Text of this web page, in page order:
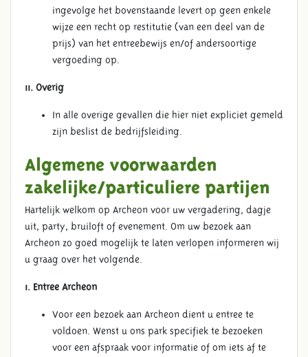
ingevolge het bovenstaande levert op geen enkele
wijze een recht op restitutie (van een deel van de
prijs) van het entreebewijs en/of andersoortige
vergoeding op.
11. Overig
In alle overige gevallen die hier niet expliciet gemeld
zijn beslist de bedrijfsleiding.
Algemene voorwaarden
zakelijke/particuliere partijen
Hartelijk welkom op Archeon voor uw vergadering, dagje
uit, party, bruiloft of evenement. Om uw bezoek aan
Archeon zo goed mogelijk te laten verlopen informeren wij
u graag over het volgende.
1. Entree Archeon
Voor een bezoek aan Archeon dient u entree te
voldoen. Wenst u ons park specifiek te bezoeken
voor een afspraak voor informatie of om iets af te